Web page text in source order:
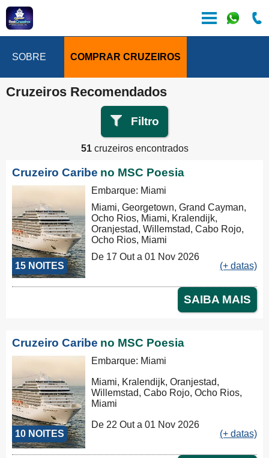
SOBRE COMPRAR CRUZEIROS
Cruzeiros Recomendados
Filtro
51cruzeiros encontrados
Cruzeiro Caribe no MSC Poesia
15 NOITES
Embarque: Miami
Miami, Georgetown, Grand Cayman,
Ocho Rios, Miami, Kralendijk,
Oranjestad, Willemstad, Cabo Rojo,
Ocho Rios, Miami
De 17 Out a 01 Nov 2026
(+ datas)
SAIBA MAIS
Cruzeiro Caribe no MSC Poesia
10 NOITES
Embarque: Miami
Miami, Kralendijk, Oranjestad,
Willemstad, Cabo Rojo, Ocho Rios,
Miami
De 22 Out a 01 Nov 2026
(+ datas)